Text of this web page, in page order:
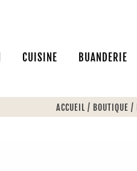
CUISINE BUANDERIE
ACCUEIL / BOUTIQUE /